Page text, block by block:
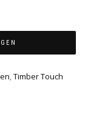
,Timber Touch